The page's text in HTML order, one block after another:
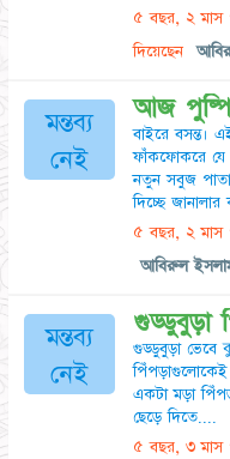
৫ বছর, ২ মাস
দিয়েছেন
মন্তব্য
নেই
আজ
বাইরে বসন্ত।
ফাঁকফোকরে যে
নতুন সবুজ
দিচ্ছে
৫ বছর, ২ মাস
আবিরুল
মন্তব্য
নেই
গুড্ডুবুড়া
গুড্ডুবুড়া ভেবে
পিঁপড়াগুলোকেই
একটা মড়া
ছেড়ে দিতে....
৫ বছর, ৩ মাস